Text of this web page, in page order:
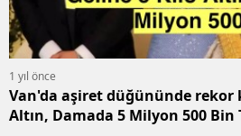
1 yıl önce
Van'da aşiret düğününde rekor
Altın, Damada 5 Milyon 500 Bin